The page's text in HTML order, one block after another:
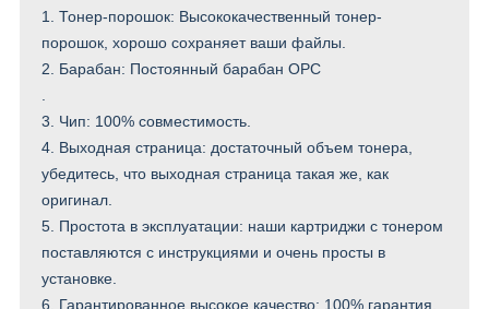
1. Тонер-порошок: Высококачественный тонер-
порошок, хорошо сохраняет ваши файлы.
2. Барабан: Постоянный барабан OPC
3. Чип: 100% совместимость.
4. Выходная страница: достаточный объем тонера,
убедитесь, что выходная страница такая же, как
оригинал.
5. Простота в эксплуатации: наши картриджи с тонером
поставляются с инструкциями и очень просты в
установке.
6. Гарантированное высокое качество: 100% гарантия,